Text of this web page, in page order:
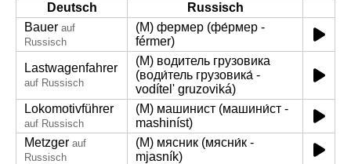
Deutsch
Russisch
Bauer auf
Russisch
(M) фермер (фе́рмер -
férmer)
Lastwagenfahrer
auf Russisch
(M) водитель грузовика
(води́тель грузовика́ -
vodítel' gruzoviká)
Lokomotivführer
auf Russisch
(M) машинист (машини́ст -
mashiníst)
Metzger auf
Russisch
(M) мясник (мясни́к -
mjasník)